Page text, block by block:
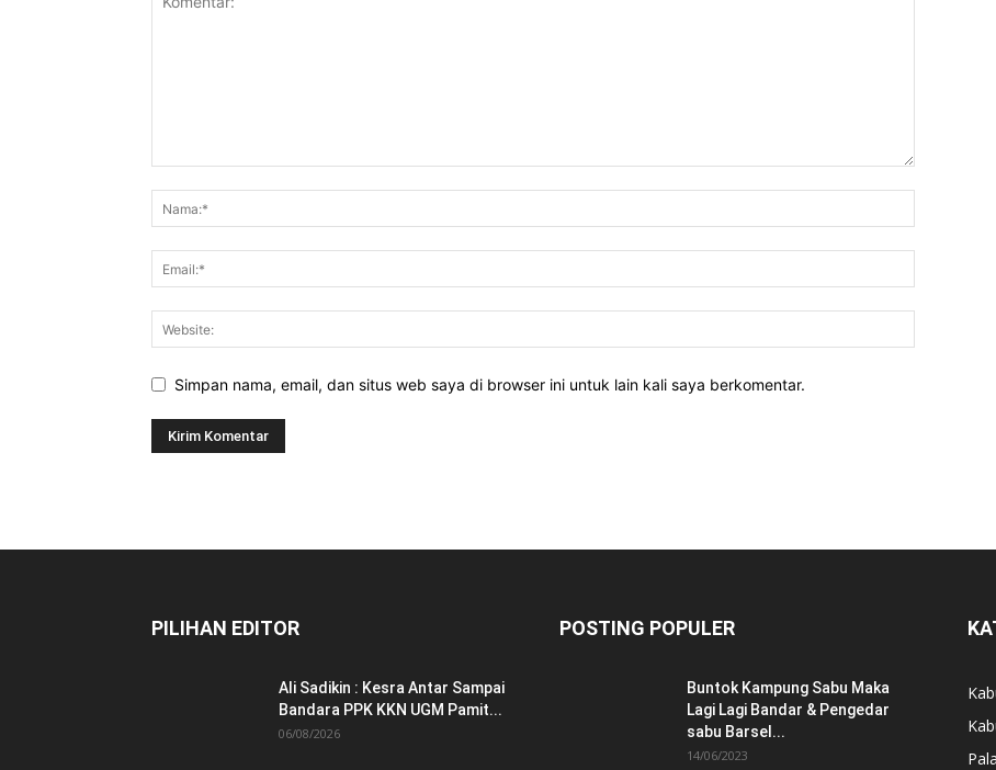
Simpan nama, email, dan situs web saya di browser ini untuk lain kali saya berkomentar.
PILIHAN EDITOR
Ali Sadikin : Kesra Antar Sampai
Bandara PPK KKN UGM Pamit...
06/08/2026
POSTING POPULER
Buntok Kampung Sabu Maka
Lagi Lagi Bandar & Pengedar
sabu Barsel...
14/06/2023